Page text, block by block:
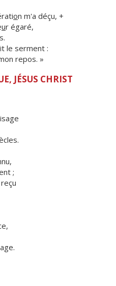
on m'a déçu, +
ur égaré,
it le serment :
repos. »
JÉSUS CHRIST
;